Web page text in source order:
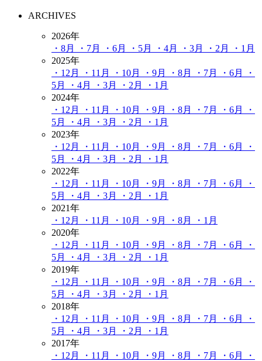
ARCHIVES
2026年
・8月
・7月 ・6月 ・5月 ・4月 ・3月 ・2月
・1月
2025年
・12月
・11月 ・10月 ・9月 ・8月 ・7月 ・6月
・
5月
・4月 ・3月 ・2月
・1月
2024年
・12月
・11月 ・10月 ・9月 ・8月 ・7月 ・6月
・
5月
・4月 ・3月 ・2月
・1月
2023年
・12月
・11月 ・10月 ・9月 ・8月 ・7月 ・6月
・
5月
・4月 ・3月 ・2月
・1月
2022年
・12月
・11月 ・10月 ・9月 ・8月 ・7月 ・6月
・
5月
・4月 ・3月 ・2月
・1月
2021年
・12月
・11月 ・10月 ・9月 ・8月
・1月
2020年
・12月
・11月 ・10月 ・9月 ・8月 ・7月 ・6月
・
5月
・4月 ・3月 ・2月
・1月
2019年
・12月
・11月 ・10月 ・9月 ・8月 ・7月 ・6月
・
5月
・4月 ・3月 ・2月
・1月
2018年
・12月
・11月 ・10月 ・9月 ・8月 ・7月 ・6月
・
5月
・4月 ・3月 ・2月
・1月
2017年
・12月
・11月 ・10月 ・9月 ・8月 ・7月 ・6月
・